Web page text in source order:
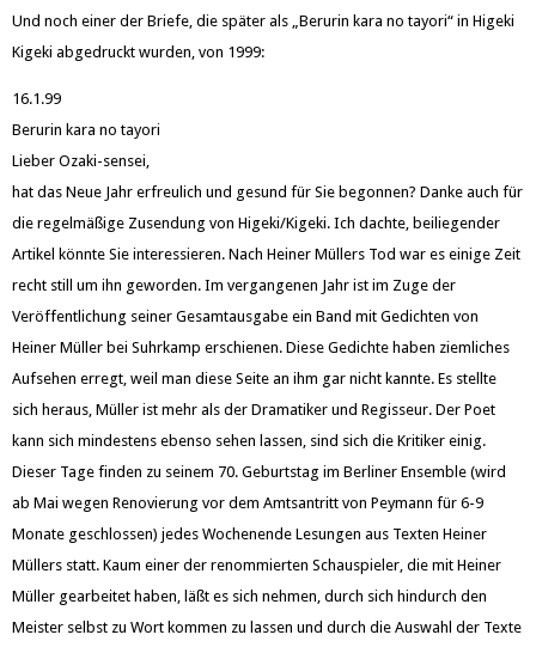
Und noch einer der Briefe, die später als „Berurin kara no tayori“ in Higeki
Kigeki abgedruckt wurden, von 1999:
16.1.99
Berurin kara no tayori
Lieber Ozaki-sensei,
hat das Neue Jahr erfreulich und gesund für Sie begonnen? Danke auch für
die regelmäßige Zusendung von Higeki/Kigeki. Ich dachte, beiliegender
Artikel könnte Sie interessieren. Nach Heiner Müllers Tod war es einige Zeit
recht still um ihn geworden. Im vergangenen Jahr ist im Zuge der
Veröffentlichung seiner Gesamtausgabe ein Band mit Gedichten von
Heiner Müller bei Suhrkamp erschienen. Diese Gedichte haben ziemliches
Aufsehen erregt, weil man diese Seite an ihm gar nicht kannte. Es stellte
sich heraus, Müller ist mehr als der Dramatiker und Regisseur. Der Poet
kann sich mindestens ebenso sehen lassen, sind sich die Kritiker einig.
Dieser Tage finden zu seinem 70. Geburtstag im Berliner Ensemble (wird
ab Mai wegen Renovierung vor dem Amtsantritt von Peymann für 6-9
Monate geschlossen) jedes Wochenende Lesungen aus Texten Heiner
Müllers statt. Kaum einer der renommierten Schauspieler, die mit Heiner
Müller gearbeitet haben, läßt es sich nehmen, durch sich hindurch den
Meister selbst zu Wort kommen zu lassen und durch die Auswahl der Texte